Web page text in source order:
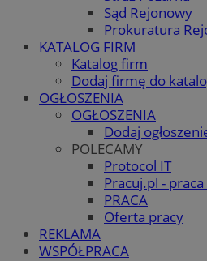
Sąd Rejonowy
Prokuratura
KATALOG FIRM
Katalog firm
Dodaj firmę do
OGŁOSZENIA
OGŁOSZENIA
Dodaj
POLECAMY
Protocol IT
Pracuj.pl -
PRACA
Oferta pracy
REKLAMA
WSPÓŁPRACA